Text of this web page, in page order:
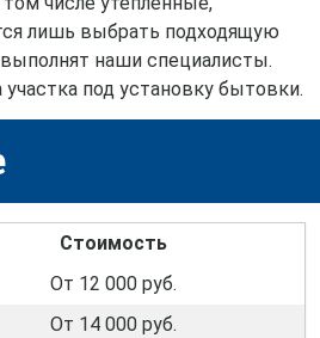
лишь выбрать подходящую
наши специалисты.
под установку бытовки.
Стоимость
От 12 000 руб.
От 14 000 руб.